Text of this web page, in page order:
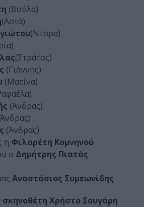
(Βούλα)
(Αστά)
(Ντόρα)
(Στράτος)
(Γιάννης)
(Ματίνα)
(Άνδρας)
(Άνδρας)
η Φιλαρέτη Κομνηνού
ο Δημήτρης Πιατάς
Αναστάσιος Συμεωνίδης
σκηνοθέτη Χρήστο Σουγάρη